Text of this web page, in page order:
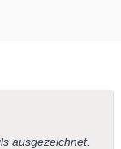
ausgezeichnet.